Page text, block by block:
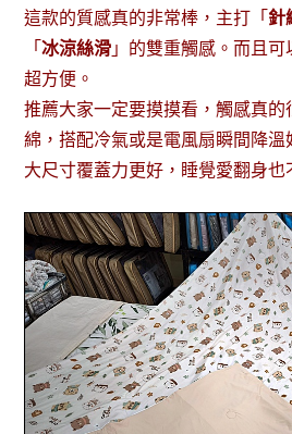
這款的質感真的非常棒，主打「針
「冰涼絲滑 」的雙重觸感。而且
超方便。
推薦大家一定要摸摸看，觸感真的
綿，搭配冷氣或是電風扇瞬間降
大尺寸覆蓋力更好，睡覺愛翻身也